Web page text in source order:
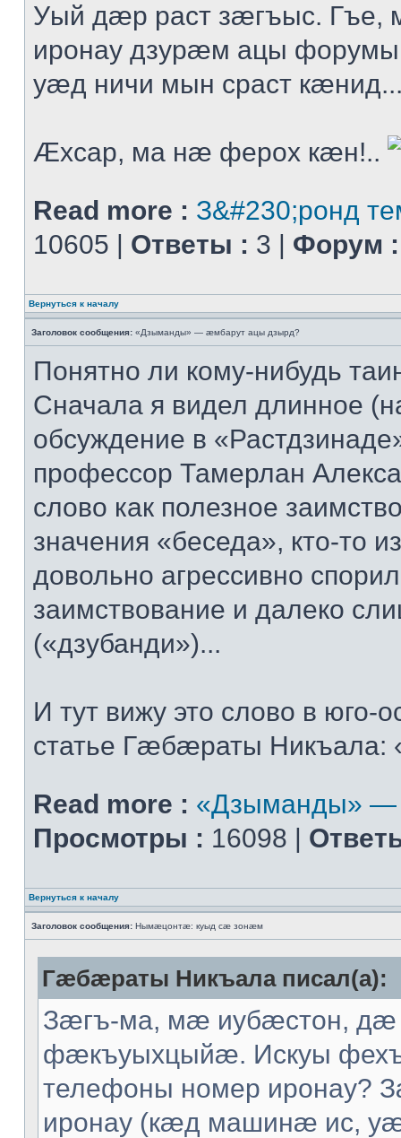
Уый дæр раст зæгъыс.
иронау дзурæм ацы
уæд ничи мын сраст
Æхсар, ма нæ ферох кæн!..
Read more : З&#230;ронд
10605 | Ответы : 3 | Форум :
Вернуться к началу
Заголовок сообщения: «Дзыманды» — æмбарут ацы дзырд?
Понятно ли кому-нибудь
Сначала я видел длинное
обсуждение в
профессор Тамерлан
слово как полезное
значения «беседа», кто-то
довольно агрессивно
заимствование и далеко
(«дзубанди»)...
И тут вижу это слово в юго-
статье Гæбæраты
Read more : «Дзыманды» —
Просмотры : 16098 |
Вернуться к началу
Заголовок сообщения: Нымæцонтæ: куыд сæ зонæм
Гæбæраты Никъала писал(а):
Зæгъ-ма, мæ иубæстон,
фæкъуыхцыйæ. Искуы
телефоны номер
иронау (кæд машинæ ис,